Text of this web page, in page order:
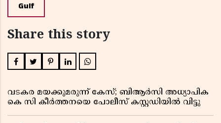
Gulf
Share this story
വടകര മയക്കുമരുന്ന് കേസ്; ബിആർസി അധ്യാപിക
കെ സി കീർത്തനയെ പോലീസ് കസ്റ്റഡിയിൽ വിട്ടു